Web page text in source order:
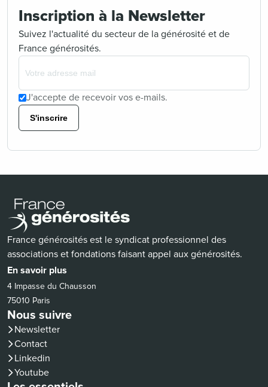
Inscription à la Newsletter
Suivez l'actualité du secteur de la générosité et de
France générosités.
J'accepte de recevoir vos e-mails.
S'inscrire
France générosités est le syndicat professionnel des
associations et fondations faisant appel aux générosités.
En savoir plus
4 Impasse du Chausson
75010 Paris
Nous suivre
Newsletter
Contact
Linkedin
(nouvelle fenêtre)
Youtube
(nouvelle fenêtre)